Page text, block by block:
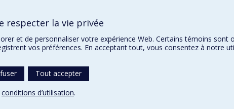
des témoins
respecter la vie privée
et de personnaliser votre expérience Web. Certains témoins
vos préférences. En acceptant tout, vous consentez à notre
Tout accepter
conditions d’utilisation.